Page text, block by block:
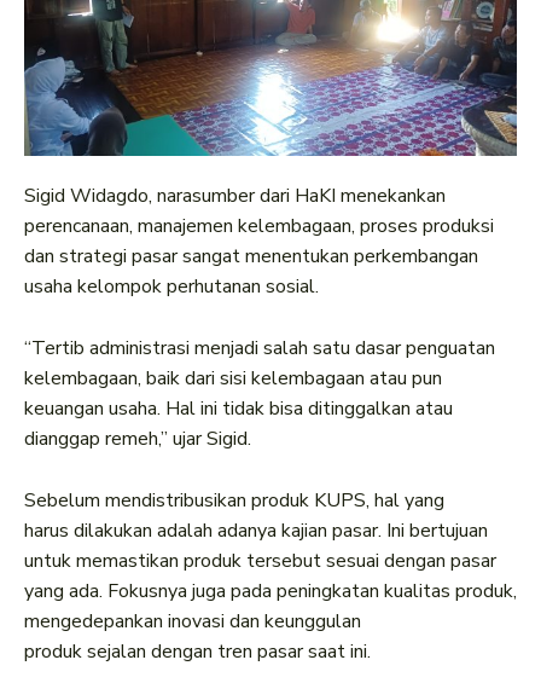
Sigid Widagdo, narasumber dari HaKI menekankan
perencanaan, manajemen kelembagaan, proses produksi
dan strategi pasar sangat menentukan perkembangan
usaha kelompok perhutanan sosial.
“Tertib administrasi menjadi salah satu dasar penguatan
kelembagaan, baik dari sisi kelembagaan atau pun
keuangan usaha. Hal ini tidak bisa ditinggalkan atau
dianggap remeh,” ujar Sigid.
Sebelum mendistribusikan produk KUPS, hal yang
harus dilakukan adalah adanya kajian pasar. Ini bertujuan
untuk memastikan produk tersebut sesuai dengan pasar
yang ada. Fokusnya juga pada peningkatan kualitas produk,
mengedepankan inovasi dan keunggulan
produk sejalan dengan tren pasar saat ini.